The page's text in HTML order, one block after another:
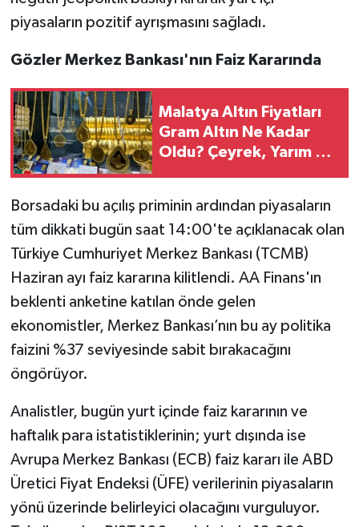
piyasaların pozitif ayrışmasını sağladı.
Gözler Merkez Bankası'nın Faiz Kararında
Malatya Altın Fiyatları
Gram Altın Ne Kadar
Oldu? Çeyrek, Yarım ve
Borsadaki bu açılış priminin ardından piyasaların
tüm dikkati bugün saat 14:00'te açıklanacak olan
Türkiye Cumhuriyet Merkez Bankası (TCMB)
Haziran ayı faiz kararına kilitlendi. AA Finans'ın
beklenti anketine katılan önde gelen
ekonomistler, Merkez Bankası’nın bu ay politika
faizini %37 seviyesinde sabit bırakacağını
öngörüyor.
Analistler, bugün yurt içinde faiz kararının ve
haftalık para istatistiklerinin; yurt dışında ise
Avrupa Merkez Bankası (ECB) faiz kararı ile ABD
Üretici Fiyat Endeksi (ÜFE) verilerinin piyasaların
yönü üzerinde belirleyici olacağını vurguluyor.